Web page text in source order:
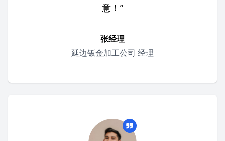
意！”
张经理
延边钣金加工公司 经理